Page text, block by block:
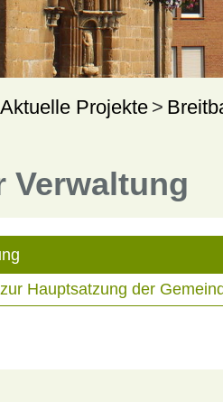
Aktuelle Projekte
Verwaltung
Hauptsatzung der